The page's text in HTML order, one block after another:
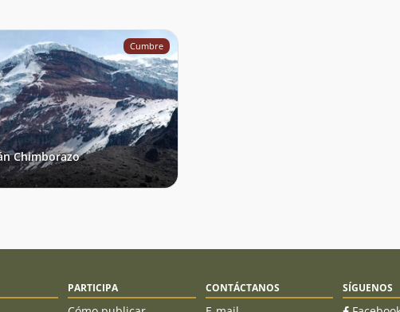
Cumbre
Chimborazo
PARTICIPA CONTÁCTANOS SÍGUENOS